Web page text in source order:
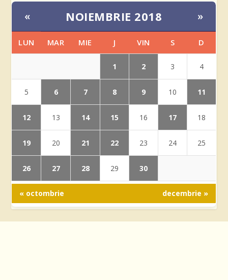
« NOIEMBRIE 2018 »
LUN MAR MIE J VIN S D
1 2 3 4
5 6 7 8 9 10 11
12 13 14 15 16 17 18
19 20 21 22 23 24 25
26 27 28 29 30
« octombrie decembrie »